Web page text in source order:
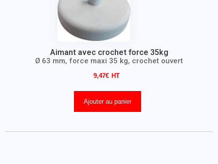
Aimant avec crochet force 35kg
Ø 63 mm, force maxi 35 kg, crochet ouvert
9,47€
Ajouter au panier